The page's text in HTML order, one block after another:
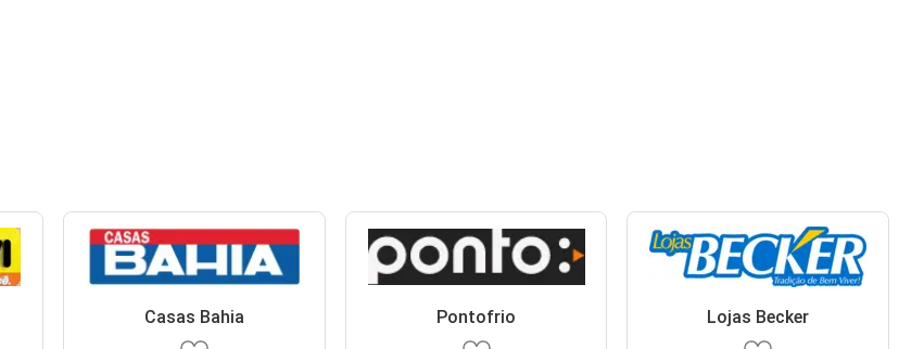
Casas Bahia Pontofrio Lojas Becker